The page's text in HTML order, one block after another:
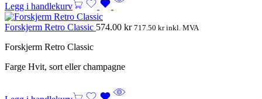
Legg i handlekurv
Forskjerm Retro Classic 574.00 kr 717.50 krinkl. MVA
Forskjerm Retro Classic
Farge Hvit, sort eller champagne